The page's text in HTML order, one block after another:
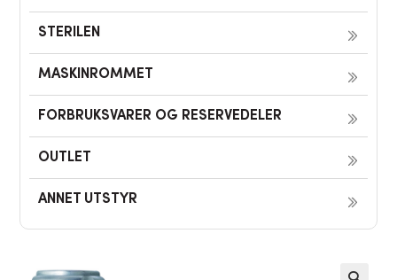
STERILEN
MASKINROMMET
FORBRUKSVARER OG RESERVEDELER
OUTLET
ANNET UTSTYR